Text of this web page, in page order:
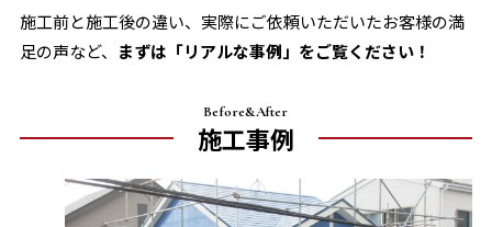
施工前と施工後の違い、実際にご依頼いただいたお客様の満
足の声など、 まずは「リアルな事例」をご覧ください！
Before&After
施工事例